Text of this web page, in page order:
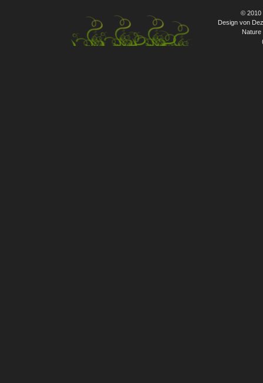
© 2010
Design von
Nature